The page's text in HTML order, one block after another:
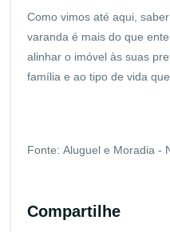
Como vimos até aqui,
varanda é mais do que
alinhar o imóvel às suas
família e ao tipo de vida
Fonte: Aluguel e Moradia -
Compartilhe